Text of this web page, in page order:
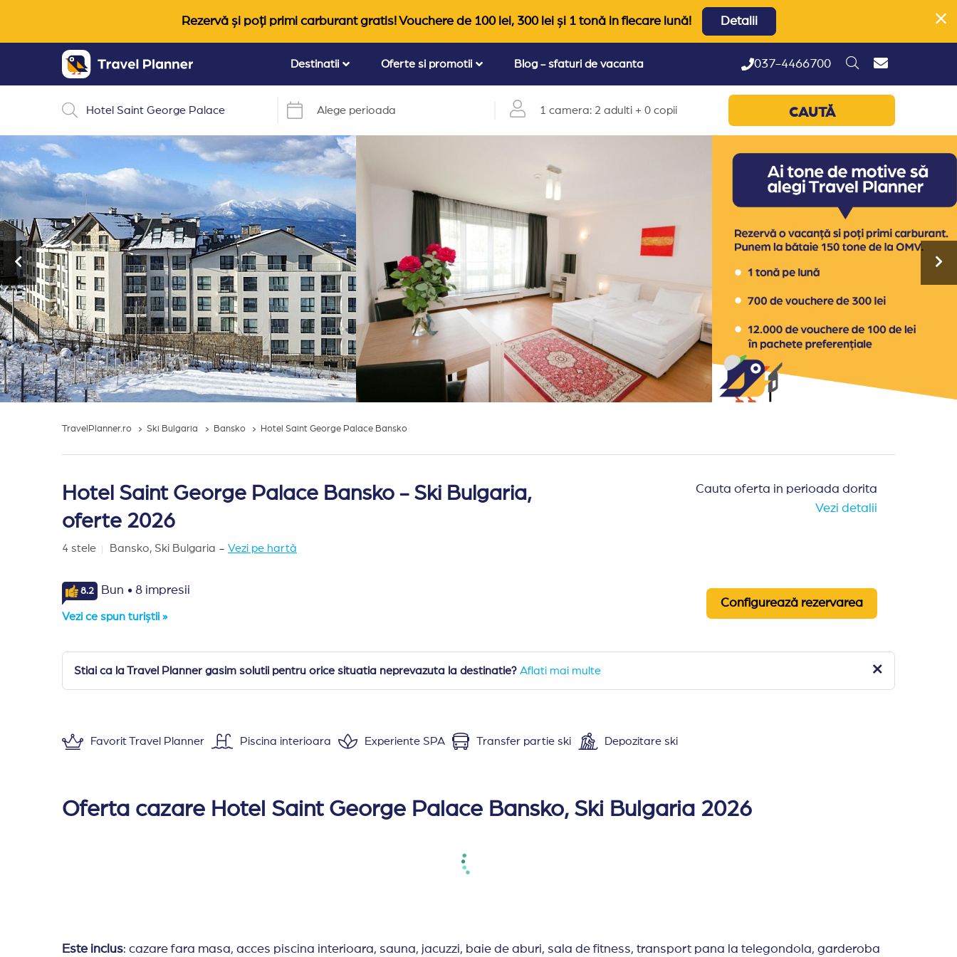
Rezervă și poți primi carburant gratis! Vouchere de 100 lei, 300 lei și 1 tonă in fiecare lună! Detalii
Destinatii Oferte si promotii Blog - sfaturi de vacanta 037-4466700
Alege perioada 1 camera: 2 adulti + 0 copii CAUTĂ
TravelPlanner.ro Ski Bulgaria Bansko Hotel Saint George Palace Bansko
Hotel Saint George Palace Bansko - Ski Bulgaria,
oferte 2026
4 stele Bansko, Ski Bulgaria - Vezi pe hartă
Cauta oferta in perioada dorita
Vezi detalii
8.2 Bun · 8 impresii
Vezi ce spun turiștii »
Configurează rezervarea
Stiai ca la Travel Planner gasim solutii pentru orice situatia neprevazuta la destinatie? Aflati mai multe
Favorit Travel Planner Piscina interioara Experiente SPA Transfer partie ski
Depozitare ski
(aprox 30-45 mp) doua paturi separate/pat matrimonial
(aprox 53-65 mp) camera de zi si doua dormitoare separate, doua paturi separate /pat matrimonial.
Facilitati / servicii : aer conditionat in locurile publice, schimb valutar, seif (la receptie), room service, acces internet wireless, fier de calcat, sala de
Oferta cazare Hotel Saint George Palace Bansko, Ski Bulgaria 2026
Este inclus: cazare fara masa, acces piscina interioara, sauna, jacuzzi, baie de aburi, sala de fitness, transport pana la telegondola, garderoba